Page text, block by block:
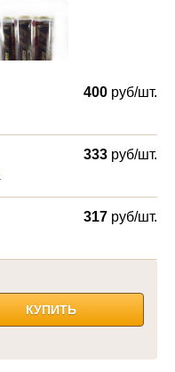
400 руб/шт.
333 руб/шт.
317 руб/шт.
КУПИТЬ